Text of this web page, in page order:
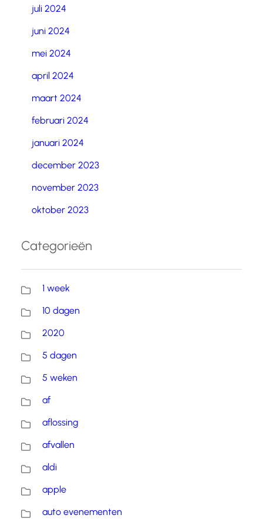
juli 2024
juni 2024
mei 2024
april 2024
maart 2024
februari 2024
januari 2024
december 2023
november 2023
oktober 2023
Categorieën
1 week
10 dagen
2020
5 dagen
5 weken
af
aflossing
afvallen
aldi
apple
auto evenementen